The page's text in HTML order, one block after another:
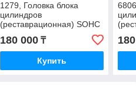
1279, Головка блока
цилиндров
(реставрационная) SOHC
V=2,0 бензин MOBIS
0K882-10100D
180 000₸
Купить